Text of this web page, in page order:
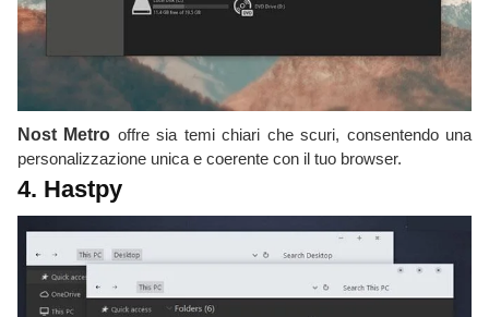
Nost Metro offre sia temi chiari che scuri, consentendo una
personalizzazione unica e coerente con il tuo browser.
4. Hastpy